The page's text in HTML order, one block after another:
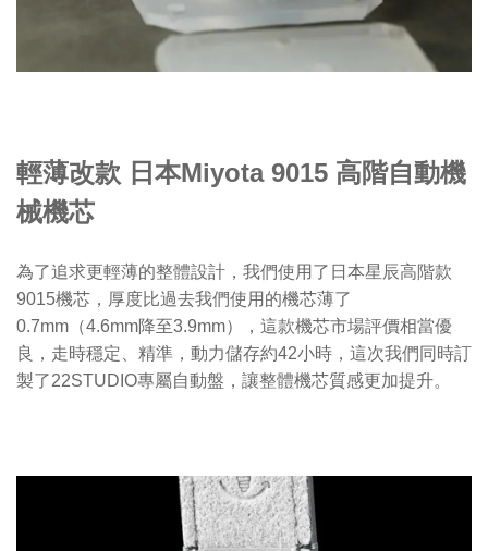
輕薄改款 日本Miyota 9015 高階自動機
械機芯
為了追求更輕薄的整體設計，我們使用了日本星辰高階款
9015機芯，厚度比過去我們使用的機芯薄了
0.7mm（4.6mm降至3.9mm），這款機芯市場評價相當優
良，走時穩定、精準，動力儲存約42小時，這次我們同時訂
製了22STUDIO專屬自動盤，讓整體機芯質感更加提升。